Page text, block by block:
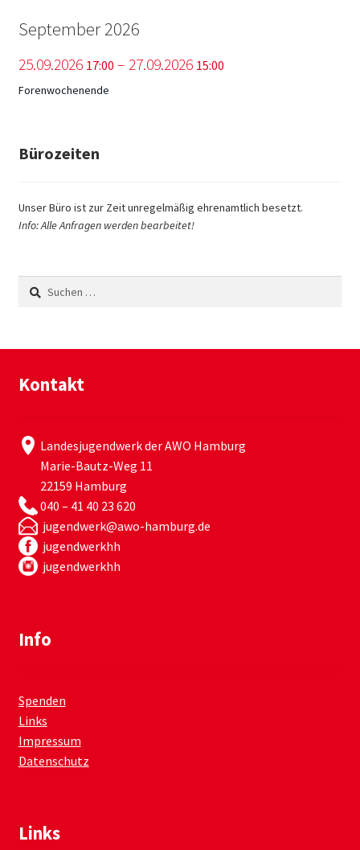
September 2026
25.09.2026 17:00 – 27.09.2026 15:00
Forenwochenende
Bürozeiten
Unser Büro ist zur Zeit unregelmäßig ehrenamtlich besetzt.
Info: Alle Anfragen werden bearbeitet!
Suchen
nach:
Kontakt
Landesjugendwerk der AWO Hamburg
Marie-Bautz-Weg 11
22159 Hamburg
040 – 41 40 23 620
jugendwerk@awo-hamburg.de
jugendwerkhh
jugendwerkhh
Info
Spenden
Links
Impressum
Datenschutz
Links